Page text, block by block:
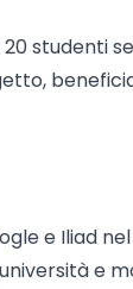
studenti
e Iliad
e